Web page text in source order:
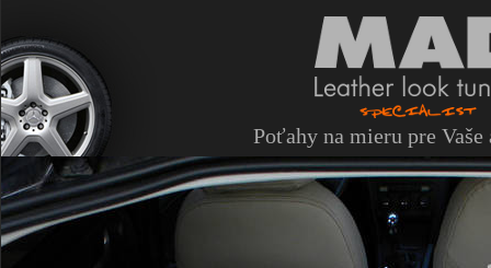
Poťahy na mieru pre Vaše